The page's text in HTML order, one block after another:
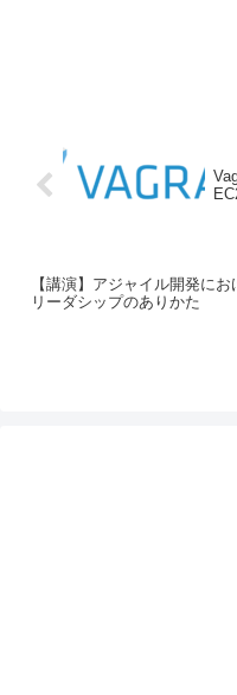
【講演】アジャイル開発に
リーダシップのありかた